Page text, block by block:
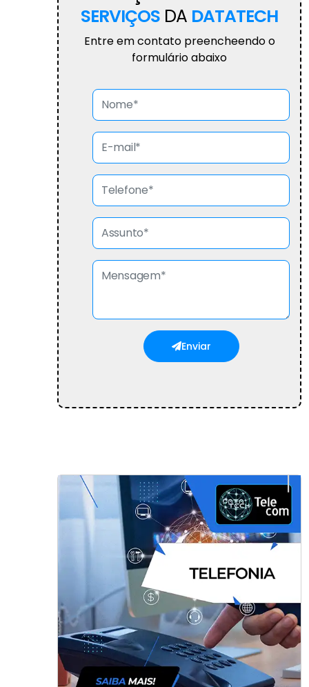
SERVIÇOS DA DATATECH
Entre em contato preencheendo o
formulário abaixo
Enviar
Automação Residencial no Rio de
Janeiro